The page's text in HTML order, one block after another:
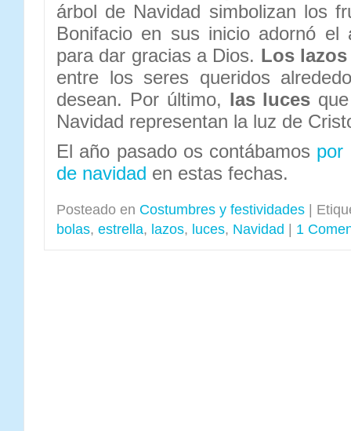
árbol de Navidad simbolizan los
Bonifacio en sus inicio adornó el
para dar gracias a Dios. Los lazos
entre los seres queridos
desean. Por último, las luces
Navidad representan la luz de
El año pasado os contábamos por
de navidad en estas fechas.
Posteado en Costumbres y festividades
bolas, estrella, lazos, luces, Navidad 1